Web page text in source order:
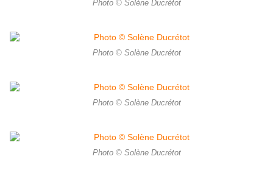
Photo © Solène Ducrétot
Photo © Solène Ducrétot
Photo © Solène Ducrétot
Photo © Solène Ducrétot